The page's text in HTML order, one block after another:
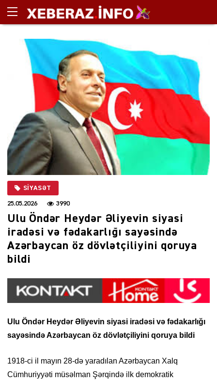
SIYASƏT
25.05.2026 3990
Ulu Öndər Heydər Əliyevin siyasi
iradəsi və fədakarlığı sayəsində
Azərbaycan öz dövlətçiliyini qoruya
bildi
Ulu Öndər Heydər Əliyevin siyasi iradəsi və fədakarlığı
sayəsində Azərbaycan öz dövlətçiliyini qoruya bildi
1918-ci il mayın 28-də yaradılan Azərbaycan Xalq
Cümhuriyyəti müsəlman Şərqində ilk demokratik